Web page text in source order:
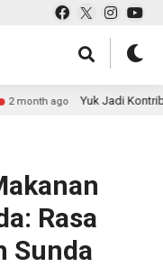
ago Yuk Jadi Kontributor
Rasa
Sunda